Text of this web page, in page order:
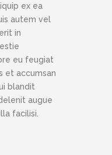
ex ea
autem vel
in
eu feugiat
et accumsan
blandit
augue
facilisi.